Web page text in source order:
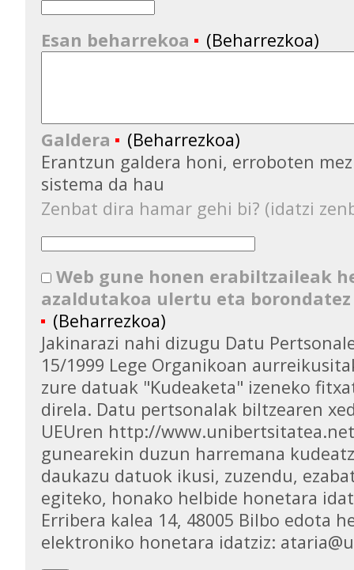
Esan beharrekoa (Beharrezkoa)
Galdera
(Beharrezkoa)
Erantzun galdera honi, erroboten
sistema da hau
Zenbat dira hamar gehi bi? (idatzi
Web gune honen erabiltzaileak
azaldutakoa ulertu eta
(Beharrezkoa)
Jakinarazi nahi dizugu Datu
15/1999 Lege Organikoan
zure datuak "Kudeaketa" izeneko
direla. Datu pertsonalak biltzearen
UEUren http://
gunearekin duzun harremana
daukazu datuok ikusi, zuzendu,
egiteko, honako helbide honetara
Erribera kalea 14, 48005 Bilbo edota
elektroniko honetara idatziz: